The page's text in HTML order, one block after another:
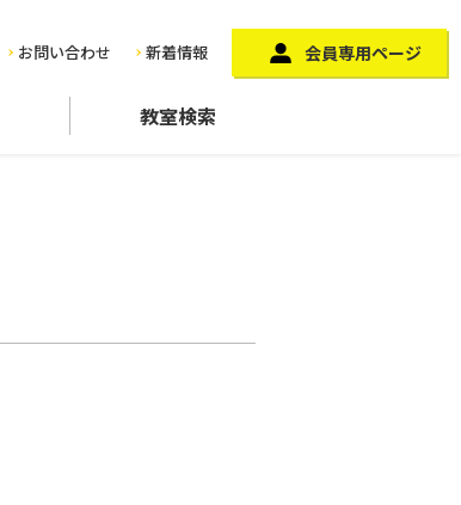
お問い合わせ 新着情報 会員専用ページ
教室検索